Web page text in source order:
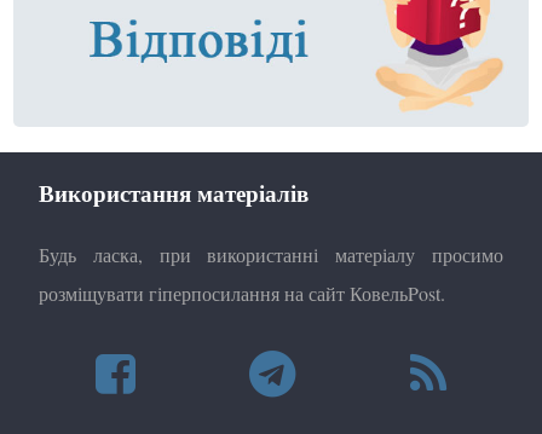
Використання матеріалів
Будь ласка, при використанні матеріалу просимо
розміщувати гіперпосилання на сайт КовельPost.